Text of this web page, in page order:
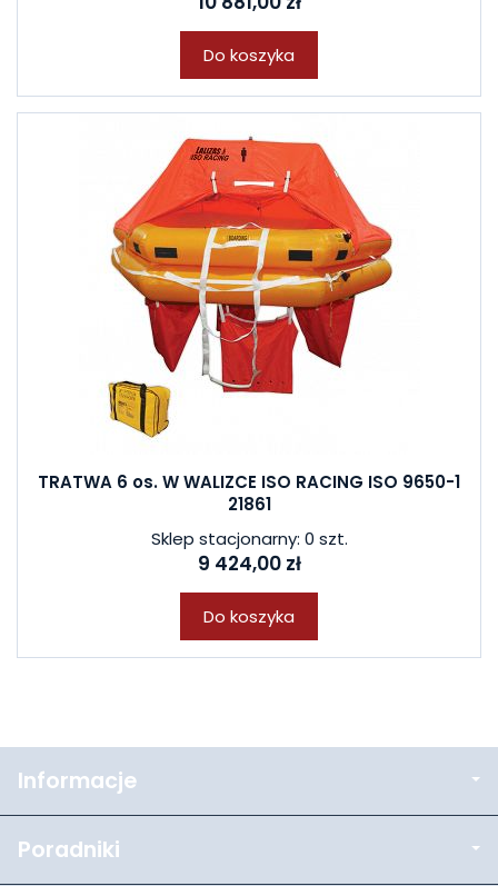
Do koszyka
TRATWA 6 os. W WALIZCE ISO RACING ISO 9650-1
21861
Sklep stacjonarny: 0 szt.
9 424,00 zł
Do koszyka
Informacje
Poradniki